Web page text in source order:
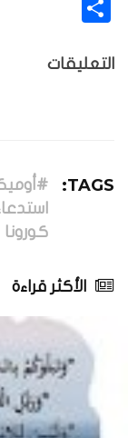
التعليقات
TAGS:
كورونا
الأكثر قراءة